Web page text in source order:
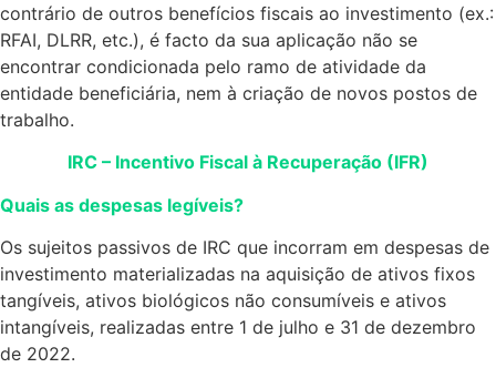
contrário de outros benefícios fiscais ao investimento (ex.:
RFAI, DLRR, etc.), é facto da sua aplicação não se
encontrar condicionada pelo ramo de atividade da
entidade beneficiária, nem à criação de novos postos de
trabalho.
IRC – Incentivo Fiscal à Recuperação (IFR)
Quais as despesas legíveis?
Os sujeitos passivos de IRC que incorram em despesas de
investimento materializadas na aquisição de ativos fixos
tangíveis, ativos biológicos não consumíveis e ativos
intangíveis, realizadas entre 1 de julho e 31 de dezembro
de 2022.